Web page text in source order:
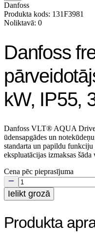
Danfoss
Produkta kods: 131F3981
Noliktavā: 0
Danfoss
kW, IP55,
Danfoss VLT® AQUA Drive
ūdensapgādes un
standarta un papildu funkciju
ekspluatācijas izmaksas šāda
Cena pēc pieprasījuma
Ielikt grozā
Produkta